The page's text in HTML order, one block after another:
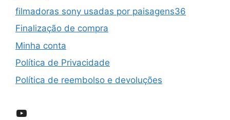
filmadoras sony usadas por paisagens36
Finalização de compra
Minha conta
Política de Privacidade
Política de reembolso e devoluções
YouTube